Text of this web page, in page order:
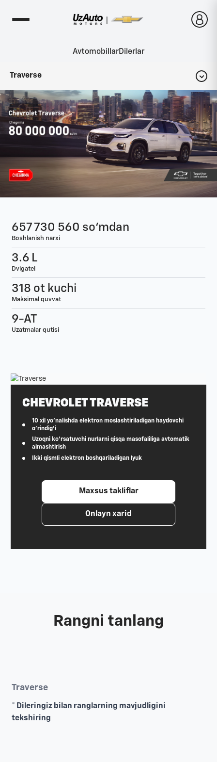
AvtomobillarDilerlar
Traverse
Konfigurator
Komplektatsiyalar
Interyer
657 730 560 so‘mdan
Boshlanish narxi
3.6 L
Dvigatel
318 ot kuchi
Maksimal quvvat
9-AT
Uzatmalar qutisi
CHEVROLET TRAVERSE
10 xil yo'nalishda elektron moslashtiriladigan haydovchi
o'rindig'i
Uzoqni ko'rsatuvchi nurlarni qisqa masofaliliga avtomatik
almashtirish
Ikki qismli elektron boshqariladigan lyuk
Maxsus takliflar
Onlayn xarid
Rangni tanlang
Traverse
* Dileringiz bilan ranglarning mavjudligini
tekshiring